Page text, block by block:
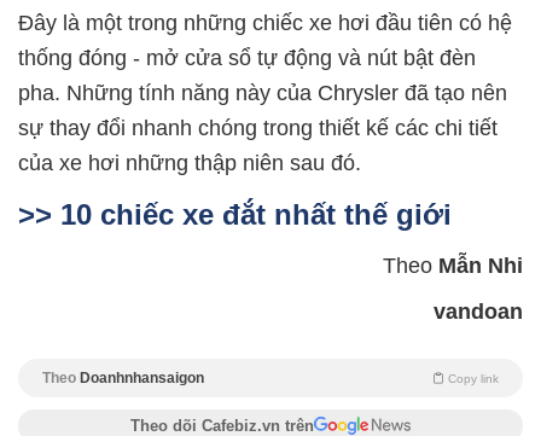
Đây là một trong những chiếc xe hơi đầu tiên có hệ
thống đóng - mở cửa sổ tự động và nút bật đèn
pha. Những tính năng này của Chrysler đã tạo nên
sự thay đổi nhanh chóng trong thiết kế các chi tiết
của xe hơi những thập niên sau đó.
>> 10 chiếc xe đắt nhất thế giới
Theo Mẫn Nhi
vandoan
Theo Doanhnhansaigon Copy link
Theo dõi Cafebiz.vn trên